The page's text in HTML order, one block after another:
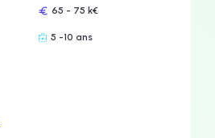
65 - 75 k€
5 -10 ans